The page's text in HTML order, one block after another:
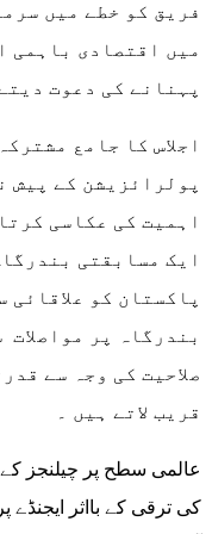
فریق کو خطے میں
میں اقتصادی باہمی
پہنانے کی دعوت
اجلاس کا جامع
پولرائزیشن کے پیش
اہمیت کی عکاسی
ایک مسابقتی
پاکستان کو
بندرگاہ پر
صلاحیت کی وجہ سے
قریب لاتے ہیں ۔
عالمی سطح پر چیلنجز کے
کی ترقی کے بااثر